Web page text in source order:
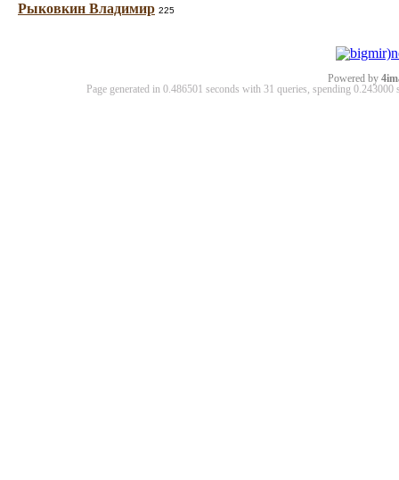
Рыковкин Владимир 225
Powered by
Page generated in 0.486501 seconds with 31 queries, spending